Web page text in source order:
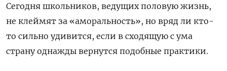
Сегодня школьников, ведущих половую жизнь,
не клеймят за «аморальность», но вряд ли кто-
то сильно удивится, если в сходящую с ума
страну однажды вернутся подобные практики.